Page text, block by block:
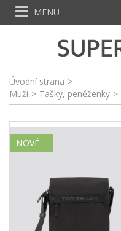
Úvodní strana >
Muži > Tašky, peněženky >
NOVÉ
MENU